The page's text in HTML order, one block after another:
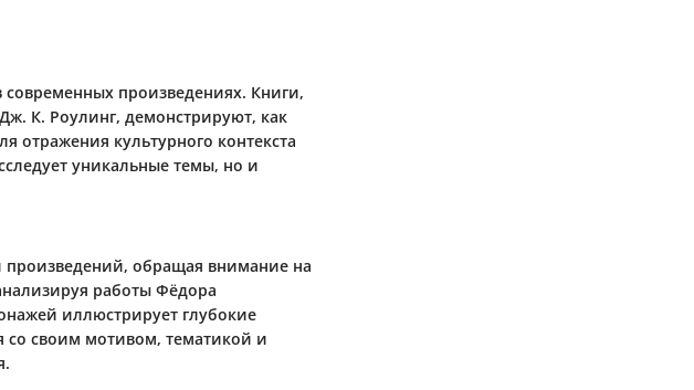
произведениях. Книги,
К. Роулинг, демонстрируют, как
отражения культурного контекста
уникальные темы, но и
произведений, обращая внимание на
работы Фёдора
иллюстрирует глубокие
своим мотивом, тематикой и